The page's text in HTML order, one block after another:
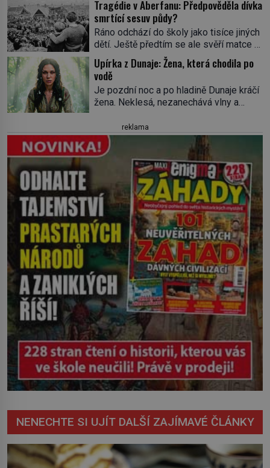
Dračí trojúhelník skutečně prokletým
místem, nebo se zde jen nebezpečná
příroda proměnila v jednu z
nejpůsobivějších námořních záhad? […]
nápis ani pamětní desku. A přesto prý
místní zaměstnanci neradi chodí do
sklepa. Právě tady totiž sídlil sériový
vrah H. H. Holmes a také
nejpropracovanější past na lidi
v dějinách americké kriminalistiky.
Herman Webster Mudgett (1861–1896)
přijíždí […]
Tragédie v Aberfanu: Předpověděla dívka
smrtící sesuv půdy?
Ráno odchází do školy jako tisíce jiných
dětí. Ještě předtím se ale svěří matce s
podivným snem. Ve škole, kterou dobře
zná, tentokrát nevidí budovu ani
spolužáky. Místo nich se před ní tyčí
cosi temného. O několik hodin později je
mrtvá. Mohla devítiletá Zahlédla vlastní
vesnice Aberfan […]
Upírka z Dunaje: Žena, která chodila po
vodě
Je pozdní noc a po hladině Dunaje kráčí
žena. Neklesá, nezanechává vlny a
pod ní byla dlažbou. Muž, který ji z
břehu pozoruje, ji údajně poznává, jenže
Ruža Vlajna má být v tu chvíli mrtvá celé
století. Vesnice Kisiljevo v
severovýchodním Srbsku má s upíry
nevyřízené účty. […]
reklama
NENECHTE SI UJÍT DALŠÍ ZAJÍMAVÉ ČLÁNKY